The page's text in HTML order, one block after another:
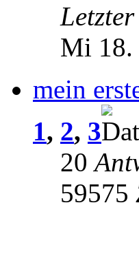
Mi 18.
mein
1, 2, 3
20
59575